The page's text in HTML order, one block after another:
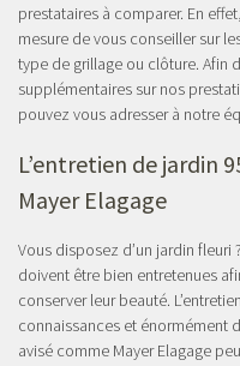
prestataires à comparer. En
mesure de vous conseiller sur
type de grillage ou clôture. Afin
supplémentaires sur nos
pouvez vous adresser à notre
L’entretien de jardin
Mayer Elagage
Vous disposez d’un jardin fleuri
doivent être bien entretenues
conserver leur beauté.
connaissances et énormément
avisé comme Mayer Elagage